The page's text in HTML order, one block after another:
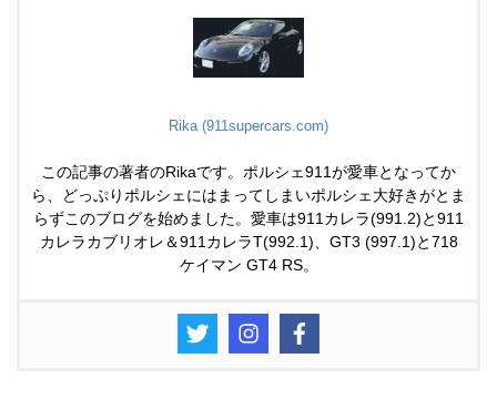
Rika (911supercars.com)
この記事の著者のRikaです。ポルシェ911が愛車となってか
ら、どっぷりポルシェにはまってしまいポルシェ大好きがとま
らずこのブログを始めました。愛車は911カレラ(991.2)と911
カレラカブリオレ＆911カレラT(992.1)、GT3 (997.1)と718
ケイマン GT4 RS。